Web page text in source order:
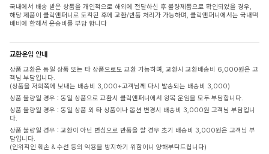
국내에서 배송 받은 상품을 개인적으로 해외에 전달하신 후 불량제품으로 확인되었을 경우,
해당 제품이 클릭앤퍼니로 도착된 후에 교환/반품 처리가 가능하며, 클릭앤퍼니에서는 국내택
배비에 한해서 운송비를 부담 합니다
교환운임 안내
상품 교환은 동일 상품 또는 타 상품으로도 교환 가능하며, 교환시 교환배송비 6,000원은 고
객님 부담입니다.
(상품을 저희쪽에 보내는 배송비 3,000+고객님께 다시 발송되는 배송비 3,000)
상품 불량일 경우 : 동일 상품으로 교환시 클릭앤퍼니에서 왕복 운임을 모두 부담합니다.
상품 불량일 경우 : 동일 상품 외 타 상품이나 옵션 변경시 배송비 3,000원 고객님 부담입니
다.
상품 불량일 경우 : 교환이 아닌 변심으로 반품을 할 경우 초기 배송비 3,000원은 고객님 부
담입니다.
(인위적인 훼손 & 수선 등의 악용을 방지하기 위함이니 양해부탁드립니다)